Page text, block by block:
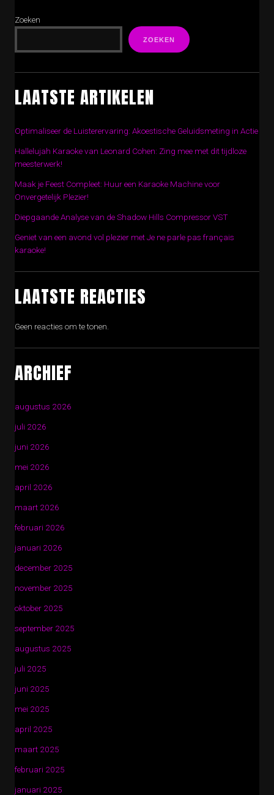
Zoeken
ZOEKEN
LAATSTE ARTIKELEN
Optimaliseer de Luisterervaring: Akoestische Geluidsmeting in Actie
Hallelujah Karaoke van Leonard Cohen: Zing mee met dit tijdloze
meesterwerk!
Maak je Feest Compleet: Huur een Karaoke Machine voor
Onvergetelijk Plezier!
Diepgaande Analyse van de Shadow Hills Compressor VST
Geniet van een avond vol plezier met Je ne parle pas français
karaoke!
LAATSTE REACTIES
Geen reacties om te tonen.
ARCHIEF
augustus 2026
juli 2026
juni 2026
mei 2026
april 2026
maart 2026
februari 2026
januari 2026
december 2025
november 2025
oktober 2025
september 2025
augustus 2025
juli 2025
juni 2025
mei 2025
april 2025
maart 2025
februari 2025
januari 2025